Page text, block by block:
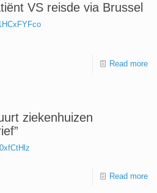
VS reisde via Brussel
Read more
ziekenhuizen
Read more